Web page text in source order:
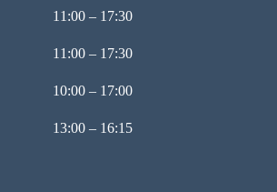
11:00 – 17:30
11:00 – 17:30
10:00 – 17:00
13:00 – 16:15